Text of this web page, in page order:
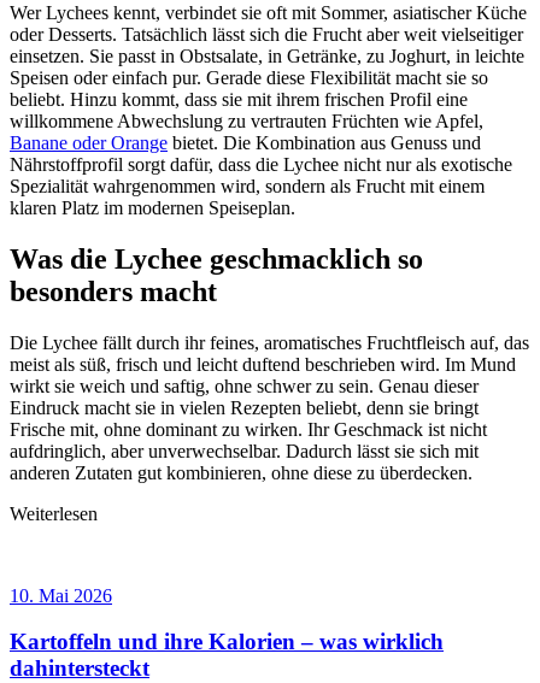
Wer Lychees kennt, verbindet sie oft mit Sommer, asiatischer Küche
oder Desserts. Tatsächlich lässt sich die Frucht aber weit vielseitiger
einsetzen. Sie passt in Obstsalate, in Getränke, zu Joghurt, in leichte
Speisen oder einfach pur. Gerade diese Flexibilität macht sie so
beliebt. Hinzu kommt, dass sie mit ihrem frischen Profil eine
willkommene Abwechslung zu vertrauten Früchten wie Apfel,
Banane oder Orange bietet. Die Kombination aus Genuss und
Nährstoffprofil sorgt dafür, dass die Lychee nicht nur als exotische
Spezialität wahrgenommen wird, sondern als Frucht mit einem
klaren Platz im modernen Speiseplan.
Was die Lychee geschmacklich so
besonders macht
Die Lychee fällt durch ihr feines, aromatisches Fruchtfleisch auf, das
meist als süß, frisch und leicht duftend beschrieben wird. Im Mund
wirkt sie weich und saftig, ohne schwer zu sein. Genau dieser
Eindruck macht sie in vielen Rezepten beliebt, denn sie bringt
Frische mit, ohne dominant zu wirken. Ihr Geschmack ist nicht
aufdringlich, aber unverwechselbar. Dadurch lässt sie sich mit
anderen Zutaten gut kombinieren, ohne diese zu überdecken.
Weiterlesen
10. Mai 2026
Kartoffeln und ihre Kalorien – was wirklich
dahintersteckt